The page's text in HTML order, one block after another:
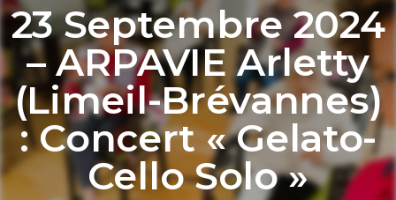
23 Septembre 2024
– ARPAVIE Arletty
(Limeil-Brévannes)
: Concert « Gelato-
Cello Solo »